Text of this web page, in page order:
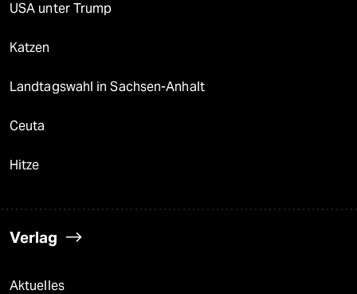
USA unter Trump
Katzen
Landtagswahl in Sachsen-Anhalt
Ceuta
Hitze
Verlag
Aktuelles